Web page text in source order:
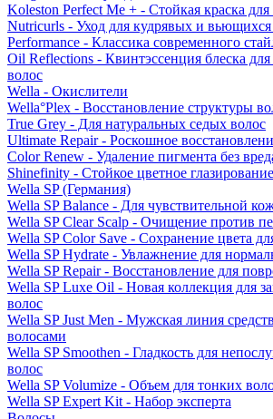
Koleston Perfect Me + - Стойкая краска для
Nutricurls - Уход для кудрявых и вьющихся
Performance - Классика современного
Oil Reflections - Квинтэссенция блеска
волос
Wella - Окислители
Wella°Plex - Восстановление структуры
True Grey - Для натуральных седых волос
Ultimate Repair - Роскошное
Color Renew - Удаление пигмента без
Shinefinity - Стойкое цветное
Wella SP (Германия)
Wella SP Balance - Для чувствительной
Wella SP Clear Scalp - Очищение против
Wella SP Color Save - Сохранение цвета
Wella SP Hydrate - Увлажнение для
Wella SP Repair - Восстановление для
Wella SP Luxe Oil - Новая коллекция для
волос
Wella SP Just Men - Мужская линия
волосами
Wella SP Smoothen - Гладкость для
волос
Wella SP Volumize - Объем для тонких
Wella SP Expert Kit - Набор эксперта